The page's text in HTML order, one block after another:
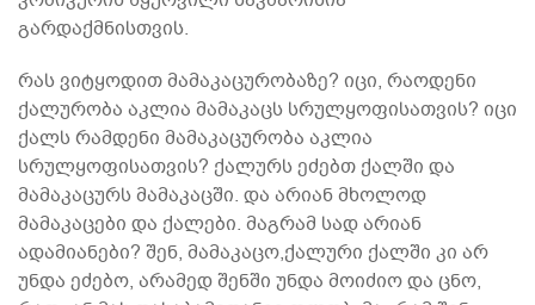
გარდაქმნისთვის.
რას ვიტყოდით მამაკაცურობაზე? იცი, რაოდენი
ქალურობა აკლია მამაკაცს სრულყოფისათვის? იცი
ქალს რამდენი მამაკაცურობა აკლია
სრულყოფისათვის? ქალურს ეძებთ ქალში და
მამაკაცურს მამაკაცში. და არიან მხოლოდ
მამაკაცები და ქალები. მაგრამ სად არიან
ადამიანები? შენ, მამაკაცო,ქალური ქალში კი არ
უნდა ეძებო, არამედ შენში უნდა მოიძიო და ცნო,